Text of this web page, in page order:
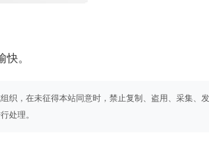
。
织，在未征得本站同意时，禁止复制、盗用、采集、
处理。